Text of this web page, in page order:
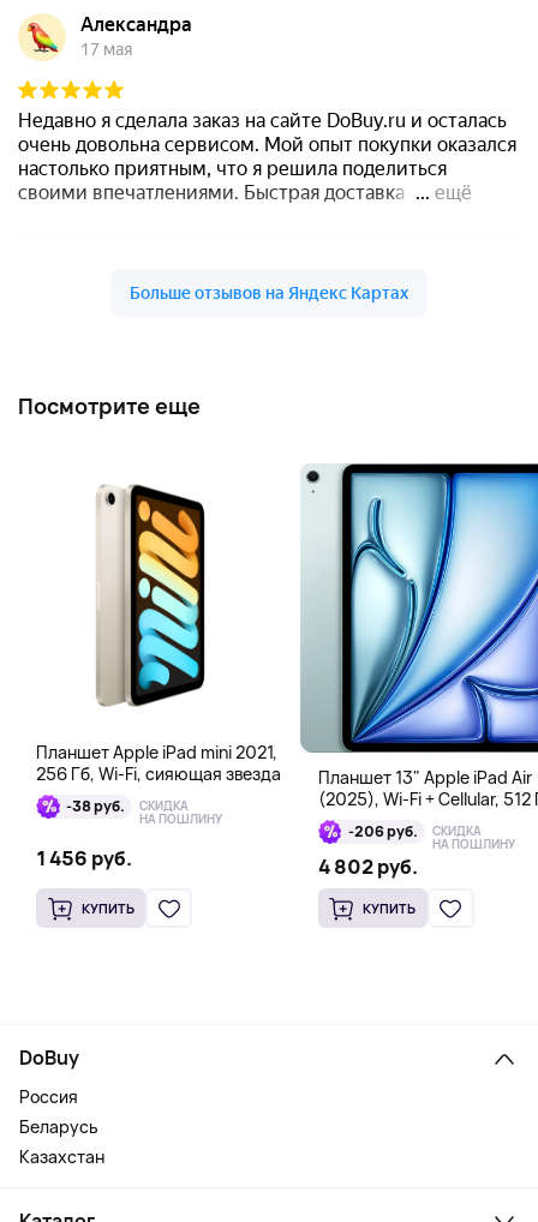
Посмотрите еще
Планшет Apple iPad mini 2021,
256 Гб, Wi-Fi, сияющая звезда
-38 руб. СКИДКА
НА ПОШЛИНУ
1 456 руб.
КУПИТЬ
Планшет 13" Apple iPad Air
(2025), Wi-Fi + Cellular, 512
голубой
-206 руб. СКИДКА
НА ПОШЛИНУ
4 802 руб.
КУПИТЬ
DoBuy
Россия
Беларусь
Казахстан